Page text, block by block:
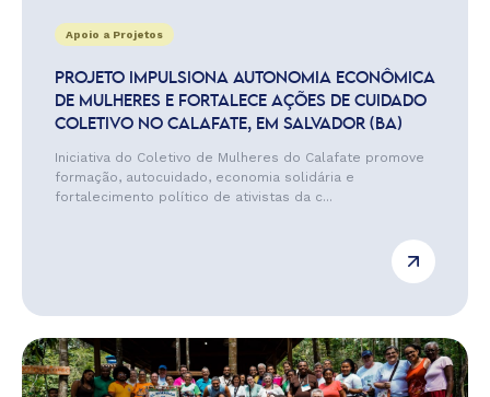
Apoio a Projetos
PROJETO IMPULSIONA AUTONOMIA ECONÔMICA
DE MULHERES E FORTALECE AÇÕES DE CUIDADO
COLETIVO NO CALAFATE, EM SALVADOR (BA)
Iniciativa do Coletivo de Mulheres do Calafate promove
formação, autocuidado, economia solidária e
fortalecimento político de ativistas da c...